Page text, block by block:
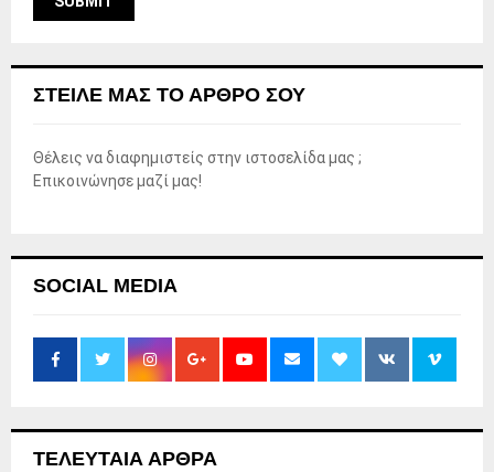
ΣΤΕΊΛΕ ΜΑΣ ΤΟ ΆΡΘΡΟ ΣΟΥ
Θέλεις να διαφημιστείς στην ιστοσελίδα μας ;
Επικοινώνησε μαζί μας!
SOCIAL MEDIA
ΤΕΛΕΥΤΑΙΑ ΑΡΘΡΑ